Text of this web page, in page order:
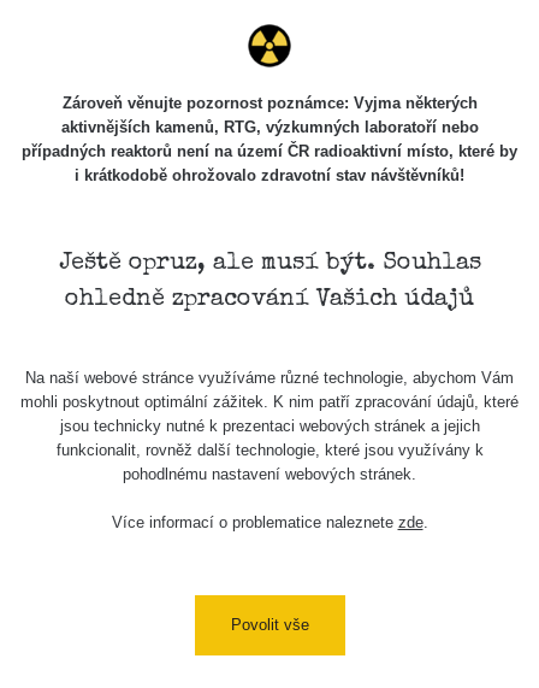
přesnou hodnotu.
Co je dávkový příkon? Dozvíte sezde
Zároveň věnujte pozornost poznámce: Vyjma některých
aktivnějších kamenů, RTG, výzkumných laboratoří nebo
případných reaktorů není na území ČR radioaktivní místo, které by
i krátkodobě ohrožovalo zdravotní stav návštěvníků!
Ještě opruz, ale musí být. Souhlas
ohledně zpracování Vašich údajů
Na naší webové stránce využíváme různé technologie, abychom Vám
mohli poskytnout optimální zážitek. K nim patří zpracování údajů, které
jsou technicky nutné k prezentaci webových stránek a jejich
funkcionalit, rovněž další technologie, které jsou využívány k
pohodlnému nastavení webových stránek.
Více informací o problematice naleznete zde.
Povolit vše